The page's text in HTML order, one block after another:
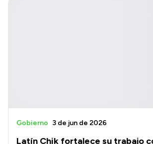
Latín Chik fortalece su trabajo
Gobierno 3 de jun de 2026